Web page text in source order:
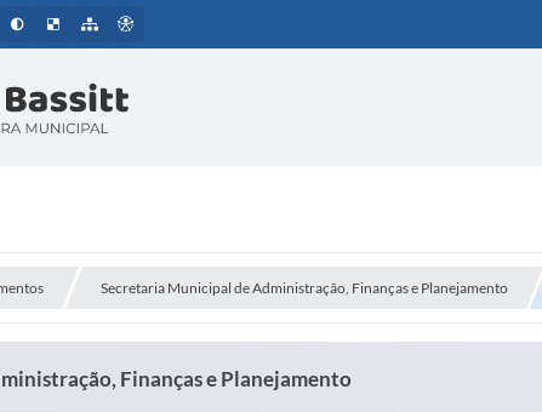
Secretaria Municipal de Administração, Finanças e Planejamento
Finanças e Planejamento